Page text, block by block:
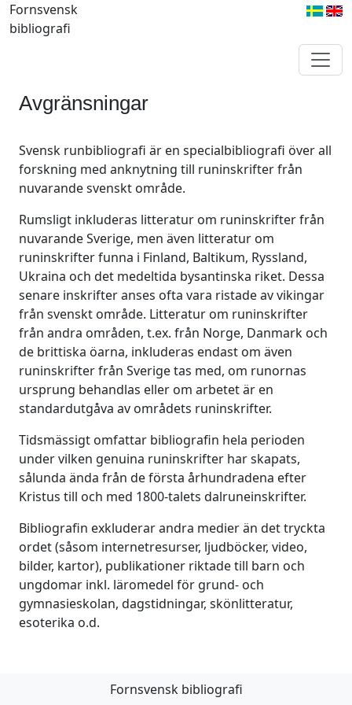
Fornsvensk
bibliografi
Avgränsningar
Svensk runbibliografi är en specialbibliografi över all
forskning med anknytning till runinskrifter från
nuvarande svenskt område.
Rumsligt inkluderas litteratur om runinskrifter från
nuvarande Sverige, men även litteratur om
runinskrifter funna i Finland, Baltikum, Ryssland,
Ukraina och det medeltida bysantinska riket. Dessa
senare inskrifter anses ofta vara ristade av vikingar
från svenskt område. Litteratur om runinskrifter
från andra områden, t.ex. från Norge, Danmark och
de brittiska öarna, inkluderas endast om även
runinskrifter från Sverige tas med, om runornas
ursprung behandlas eller om arbetet är en
standardutgåva av områdets runinskrifter.
Tidsmässigt omfattar bibliografin hela perioden
under vilken genuina runinskrifter har skapats,
sålunda ända från de första århundradena efter
Kristus till och med 1800-talets dalruneinskrifter.
Bibliografin exkluderar andra medier än det tryckta
ordet (såsom internetresurser, ljudböcker, video,
bilder, kartor), publikationer riktade till barn och
ungdomar inkl. läromedel för grund- och
gymnasieskolan, dagstidningar, skönlitteratur,
esoterika o.d.
Fornsvensk bibliografi